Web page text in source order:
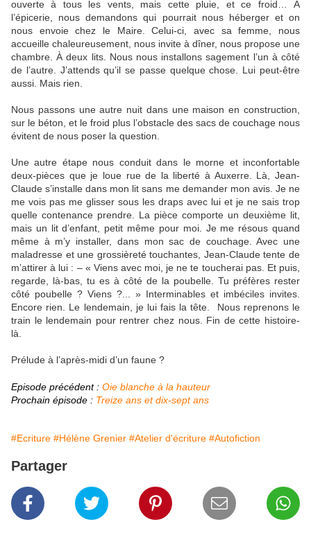
ouverte à tous les vents, mais cette pluie, et ce froid… À
l’épicerie, nous demandons qui pourrait nous héberger et on
nous envoie chez le Maire. Celui-ci, avec sa femme, nous
accueille chaleureusement, nous invite à dîner, nous propose une
chambre. À deux lits. Nous nous installons sagement l’un à côté
de l’autre. J’attends qu’il se passe quelque chose. Lui peut-être
aussi. Mais rien.
Nous passons une autre nuit dans une maison en construction,
sur le béton, et le froid plus l’obstacle des sacs de couchage nous
évitent de nous poser la question.
Une autre étape nous conduit dans le morne et inconfortable
deux-pièces que je loue rue de la liberté à Auxerre. Là, Jean-
Claude s’installe dans mon lit sans me demander mon avis. Je ne
me vois pas me glisser sous les draps avec lui et je ne sais trop
quelle contenance prendre. La pièce comporte un deuxième lit,
mais un lit d’enfant, petit même pour moi. Je me résous quand
même à m’y installer, dans mon sac de couchage. Avec une
maladresse et une grossièreté touchantes, Jean-Claude tente de
m’attirer à lui : – « Viens avec moi, je ne te toucherai pas. Et puis,
regarde, là-bas, tu es à côté de la poubelle. Tu préfères rester
côté poubelle ? Viens ?... » Interminables et imbéciles invites.
Encore rien. Le lendemain, je lui fais la tête. Nous reprenons le
train le lendemain pour rentrer chez nous. Fin de cette histoire-
là.
Prélude à l’après-midi d’un faune ?
Episode précédent : Oie blanche à la hauteur
Prochain épisode : Treize ans et dix-sept ans
#Ecriture #Hélène Grenier #Atelier d'écriture #Autofiction
Partager